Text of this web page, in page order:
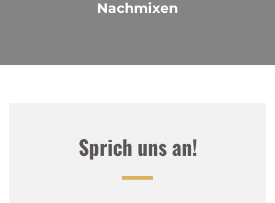
Nachmixen
Sprich uns an!